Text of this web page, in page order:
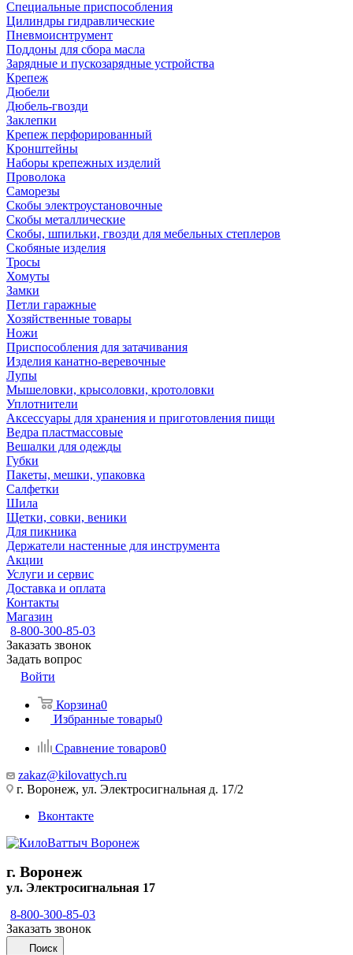
Специальные приспособления
Цилиндры гидравлические
Пневмоиснтрумент
Поддоны для сбора масла
Зарядные и пускозарядные устройства
Крепеж
Дюбели
Дюбель-гвозди
Заклепки
Крепеж перфорированный
Кронштейны
Наборы крепежных изделий
Проволока
Саморезы
Скобы электроустановочные
Скобы металлические
Скобы, шпильки, гвозди для мебельных степлеров
Скобяные изделия
Тросы
Хомуты
Замки
Петли гаражные
Хозяйственные товары
Ножи
Приспособления для затачивания
Изделия канатно-веревочные
Лупы
Мышеловки, крысоловки, кротоловки
Уплотнители
Аксессуары для хранения и приготовления пищи
Ведра пластмассовые
Вешалки для одежды
Губки
Пакеты, мешки, упаковка
Салфетки
Шила
Щетки, совки, веники
Для пикника
Держатели настенные для инструмента
Акции
Услуги и сервис
Доставка и оплата
Контакты
Магазин
8-800-300-85-03
Заказать звонок
Задать вопрос
Войти
Корзина0
Избранные товары0
Сравнение товаров0
zakaz@kilovattych.ru
г. Воронеж, ул. Электросигнальная д. 17/2
Вконтакте
г. Воронеж
ул. Электросигнальная 17
8-800-300-85-03
Заказать звонок
Поиск